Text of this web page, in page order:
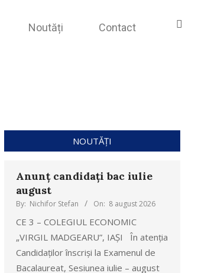
Noutăți Contact
NOUTĂȚI
Anunț candidați bac iulie
august
By: Nichifor Stefan On: 8 august 2026
CE 3 – COLEGIUL ECONOMIC
„VIRGIL MADGEARU”, IAȘI În atenția
Candidaților înscriși la Examenul de
Bacalaureat, Sesiunea iulie – august